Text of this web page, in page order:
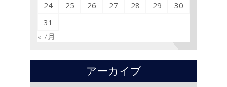
24 25 26 27 28 29
30
31
« 7月
アーカイブ